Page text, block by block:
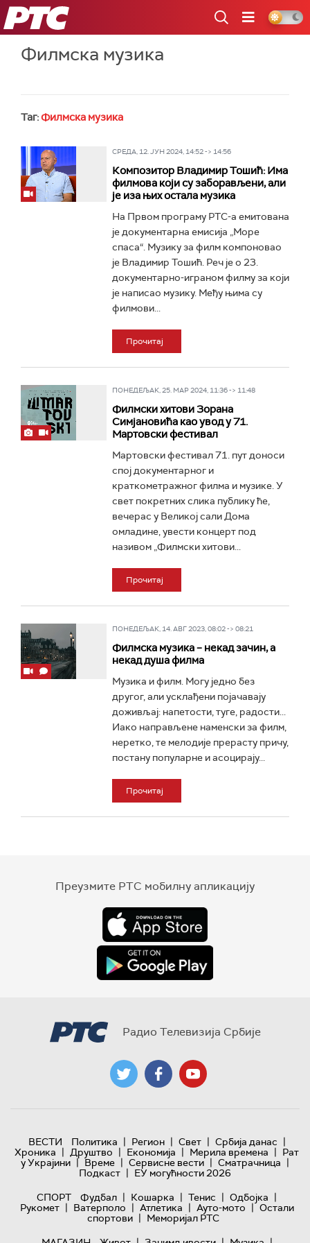
РТС
Филмска музика
Таг:Филмска музика
СРЕДА, 12. ЈУН 2024, 14:52 -> 14:56
Композитор Владимир Тошић: Има
филмова који су заборављени, али
је иза њих остала музика
На Првом програму РТС-а емитована
је документарна емисија „Море
спаса“. Музику за филм компоновао
је Владимир Тошић. Реч је о 23.
документарно-играном филму за који
је написао музику. Међу њима су
филмови...
Прочитај
ПОНЕДЕЉАК, 25. МАР 2024, 11:36 -> 11:48
Филмски хитови Зорана
Симјановића као увод у 71.
Мартовски фестивал
Мартовски фестивал 71. пут доноси
спој документарног и
краткометражног филма и музике. У
свет покретних слика публику ће,
вечерас у Великој сали Дома
омладине, увести концерт под
називом „Филмски хитови...
Прочитај
ПОНЕДЕЉАК, 14. АВГ 2023, 08:02 -> 08:21
Филмска музика – некад зачин, а
некад душа филма
Музика и филм. Могу једно без
другог, али усклађени појачавају
доживљај: напетости, туге, радости...
Иако направљене наменски за филм,
неретко, те мелодије прерасту причу,
постану популарне и асоцирају...
Прочитај
Преузмите РТС мобилну апликацију
Радио Телевизија Србије
ВЕСТИ Политика | Регион | Свет | Србија данас |
Хроника | Друштво | Економија | Мерила времена | Рат
у Украјини | Време | Сервисне вести | Сматрачница |
Подкаст | ЕУ могућности 2026
СПОРТ
Фудбал | Кошарка | Тенис | Одбојка |
Рукомет | Ватерполо | Атлетика | Ауто-мото | Остали
спортови | Меморијал РТС